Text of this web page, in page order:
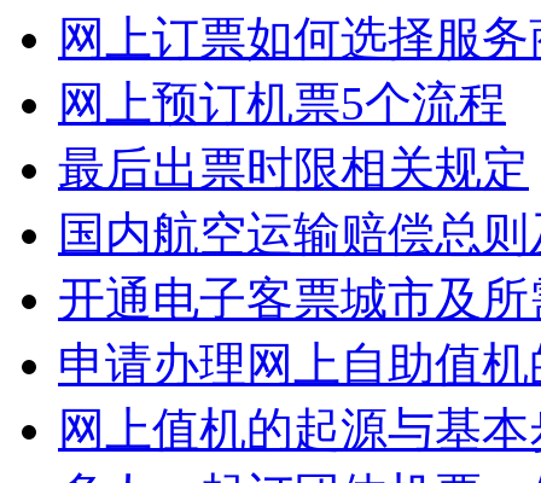
网上订票如何选择服
网上预订机票5个流程
最后出票时限相关规定
国内航空运输赔偿总
开通电子客票城市及
申请办理网上自助值
网上值机的起源与基